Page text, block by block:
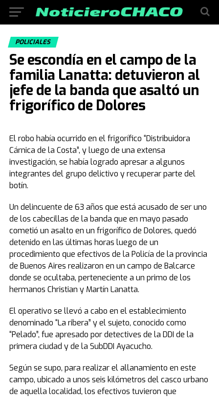
POLICIALES
Se escondía en el campo de la
familia Lanatta: detuvieron al
jefe de la banda que asaltó un
frigorífico de Dolores
El robo había ocurrido en el frigorífico “Distribuidora
Cárnica de la Costa”, y luego de una extensa
investigación, se había logrado apresar a algunos
integrantes del grupo delictivo y recuperar parte del
botín.
Un delincuente de 63 años que está acusado de ser uno
de los cabecillas de la banda que en mayo pasado
cometió un asalto en un frigorífico de Dolores, quedó
detenido en las últimas horas luego de un
procedimiento que efectivos de la Policía de la provincia
de Buenos Aires realizaron en un campo de Balcarce
donde se ocultaba, perteneciente a un primo de los
hermanos Christian y Martín Lanatta.
El operativo se llevó a cabo en el establecimiento
denominado “La ribera” y el sujeto, conocido como
“Pelado”, fue apresado por detectives de la DDI de la
primera ciudad y de la SubDDI Ayacucho.
Según se supo, para realizar el allanamiento en este
campo, ubicado a unos seis kilómetros del casco urbano
de aquella localidad, los efectivos tuvieron que